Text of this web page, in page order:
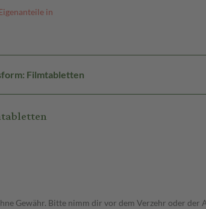
in
Filmtabletten
Gewähr. Bitte nimm dir vor dem Verzehr oder